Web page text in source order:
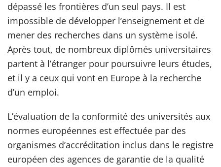
dépassé les frontières d’un seul pays. Il est
impossible de développer l’enseignement et de
mener des recherches dans un système isolé.
Après tout, de nombreux diplômés universitaires
partent à l’étranger pour poursuivre leurs études,
et il y a ceux qui vont en Europe à la recherche
d’un emploi.
L’évaluation de la conformité des universités aux
normes européennes est effectuée par des
organismes d’accréditation inclus dans le registre
européen des agences de garantie de la qualité